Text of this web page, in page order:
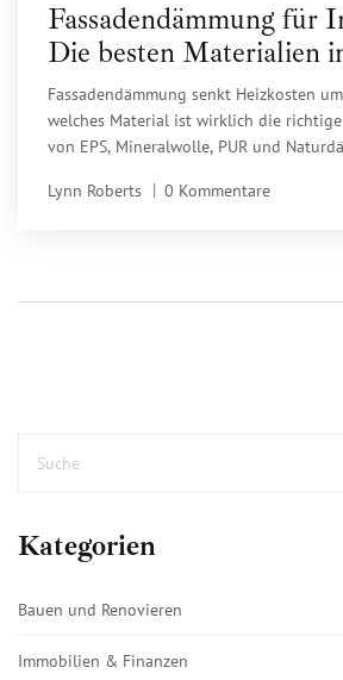
Fassadendämmung für
Die besten Materialien
2025
Fassadendämmung senkt Heizkosten
welches Material ist wirklich die richtige
von EPS, Mineralwolle, PUR und
für 2025.
Lynn Roberts 0 Kommentare
Kategorien
Bauen und Renovieren
Immobilien & Finanzen